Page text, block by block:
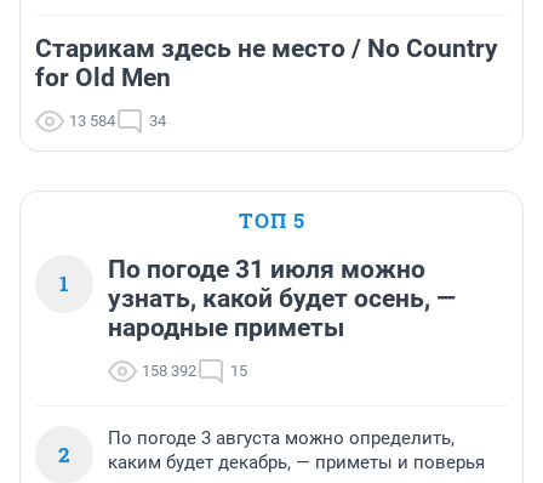
Старикам здесь не место / No Country
for Old Men
13 584 34
ТОП 5
1
По погоде 31 июля можно
узнать, какой будет осень, —
народные приметы
158 392 15
2
По погоде 3 августа можно определить,
каким будет декабрь, — приметы и поверья